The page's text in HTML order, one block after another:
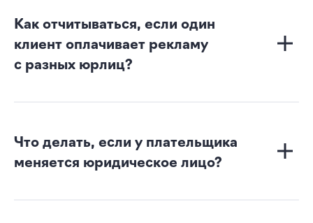
Как отчитываться, если один
клиент оплачивает рекламу
с разных юрлиц?
Что делать, если у плательщика
меняется юридическое лицо?